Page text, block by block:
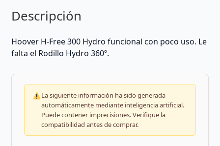
Descripción
Hoover H-Free 300 Hydro funcional con poco uso. Le
falta el Rodillo Hydro 360º.
La siguiente información ha sido generada
automáticamente mediante inteligencia artificial.
Puede contener imprecisiones. Verifique la
compatibilidad antes de comprar.